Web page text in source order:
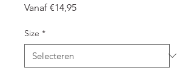
Vanaf €14,95Verkoopprijs
Size *